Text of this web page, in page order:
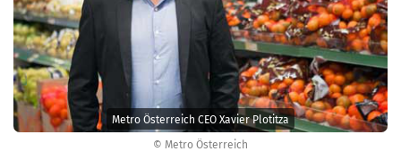
© Metro Österreich
Metro Österreich CEO Xavier Plotitza